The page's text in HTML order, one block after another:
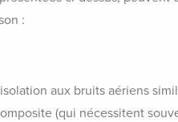
:
aux bruits aériens
(qui nécessitent